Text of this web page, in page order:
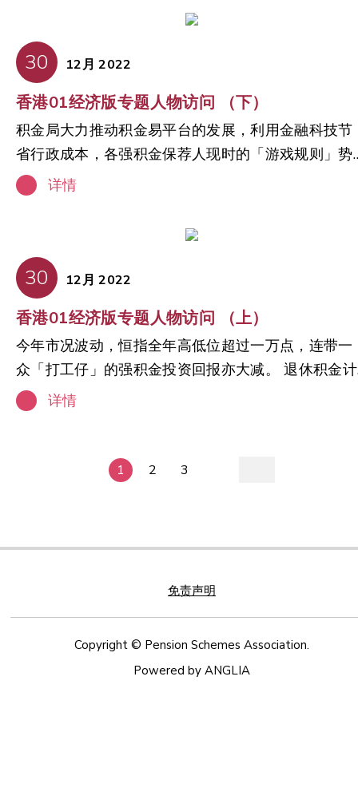
产类別，以及支援退休后可持续收入的产品方案 善用
电子平台（如 eMPF）及人工智能工具，以提升行政
率及改善退休规划体验 退休积金计划协会主席陈宇昕
表示：「随着强积金制度推出 25 週年，我们见证强
金在香港退休保障进程方面发挥重要角色。强积金不
但协助数以百万计市民建立稳健的退休基础，亦提升
了大众的理财意识，并强化香港作为全球金融中心的
地位。 展望未来，各界需持续完善制度，包括提高
引及创新方案。退休积金计划协会将继续与政策制定
者、监管机构及业界伙伴紧密合作，确保强积金制度
在未来多年保持稳健、包容各群组及持续发展。」
### 媒体联络退休积金计划协会秘书 /
admin@pensionschemes.org 关于退休积金计划协
退休积金计划协会成立于2018年，由本地6间强积金
保荐人共同发起。作为业内最具代表性的强积金计划
保荐人协会，退休积金计划协会担当连系持份者的重
制定者及监管机构保持沟通，就强积金制度发展相关
对强积金行业的信任和信心。 此处下载PDF文件
划：机械人顾问已经在财富管理领域广泛应用，如今
在强积金领域也日益受到重视。它通过自动化的投资
组合管理，和按不同需要而定制的投资策略，为强积
金成员提供个人化的退休规划。报告亦讲解了这项科
技在香港及其他地区的发展趋势。 尽管报告指出了AI
在实施过程中存有某些风险与挑战，但AI对未来强积
金行业的发展是十分正面的，业界参与者和成员可以
透过更具数码化、高效且个性化的AI技术做好退休规
划协会是最具代表性的强积金保荐人业界组织，积极
发挥桥梁角色与各持份者共同努力，确保香港的强积
金制度更贴近市民所想及业界所需。同时，协会亦成
为代表机构就与香港强积金制度发展有关的事宜汇纳
业介意见，成就与有关政策制定者及监管机构进行沟
通。 关于安永咨询服务有限公司（EY）： 安永致
建设更美好的商业世界，为客户、公众和社会创造长
期价值，并建立资本市场的信心。背景多元化的安永
其业务发展、转型和营运。安永团队的服务范围涵盖
案。 此新闻稿由退休积金计划协会（PSA）发布。
admin@pensionschemes.org 此处下载PDF文件
帐户持有人）和僱主清晰了解如何为「积金易」平台
日后的营运作好准备。退休积金计划协会与安永这次
合作，将就「积金易」平台对香港强积金行业的影响
提供全面和精闢独到的分析。 该报告的引言部份将介
绍市场对当局执行「积金易」平台的普遍期望，并探
讨其他地区的框架及后续转变。在随后的篇幅中，该
报告将从用户角度深入审视强积金成员和僱主面对的
预期转变、优势、预期影响，以及公众如何为「积金
向投入运作的里程碑，目标是从2024年第二季起分
段纳入不同的强积金计划，并于2025年全面投入运
作。为确保平台能够顺利过渡不同阶段，强积金成员
和僱主必须了解执行情况、将会出现的转变，以及对
预期用户的影响。 推出「积金易」平台后，将为用户
带来一系列优势，为香港强积金业界带来巨大改变。
这些优势包括：进一步便利强积金成员管理其强积金
供款、节省强积金成员和僱主的成本，以及集中与强
资料。 关于退休积金计划协会 退休积金计划协会成
所需。此外，退休积金计划协会亦担当咨询机构角
见，并与有关的政策制定者及监管机构进行沟通。退
提高公众对强积金的认识，从而加强市民对强积金行
机，当平台统一后，保荐人的行政服务，对客户而言
现，并于提供更多教育及管理资产工具，做好品牌建
设。 原文链接
30 12月 2022
香港01经济版专题人物访问 （下）
积金局大力推动积金易平台的发展，利用金融科技节
省行政成本，各强积金保荐人现时的「游戏规则」势
将改变。退休积金计划协会主席潘纪虹却认为，新平
台的出现是「有危有机」，保荐人需持续提高基金表
现，及提升经纪水平，以留住「打工仔」，将退休金
详情
30 12月 2022
香港01经济版专题人物访问 （上）
今年市况波动，恒指全年高低位超过一万点，连带一
众「打工仔」的强积金投资回报亦大减。 退休积金计
划协会主席潘纪虹接受《香港01》专访时直言，投资
详情
1 2 3
免责声明
Copyright © Pension Schemes Association.
Powered by ANGLIA